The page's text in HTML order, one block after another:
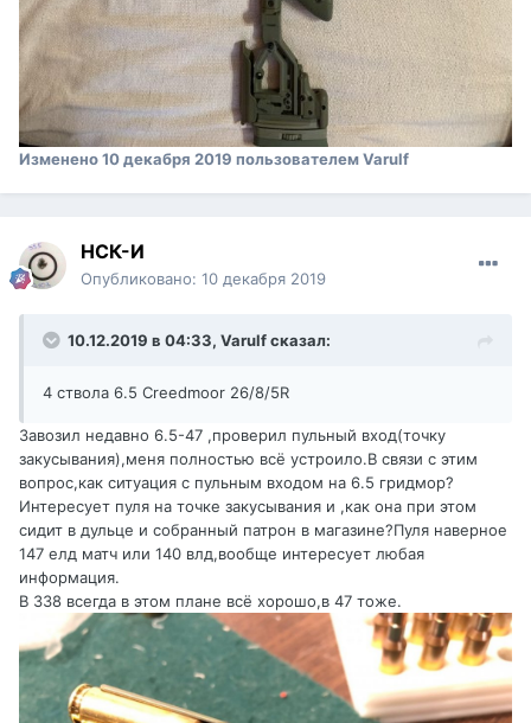
Изменено10 декабря 2019 пользователем Varulf
НСК-И
Опубликовано: 10 декабря 2019
10.12.2019 в 04:33, Varulfсказал:
4 ствола 6.5 Creedmoor 26/8/5R
Завозил недавно 6.5-47 ,проверил пульный вход(точку
закусывания),меня полностью всё устроило.В связи с этим
вопрос,как ситуация с пульным входом на 6.5 гридмор?
Интересует пуля на точке закусывания и ,как она при этом
сидит в дульце и собранный патрон в магазине?Пуля наверное
147 елд матч или 140 влд,вообще интересует любая
информация.
В 338 всегда в этом плане всё хорошо,в 47 тоже.